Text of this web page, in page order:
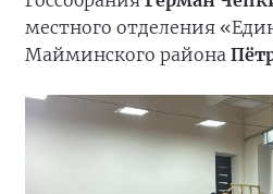
местного отделения
Майминского района